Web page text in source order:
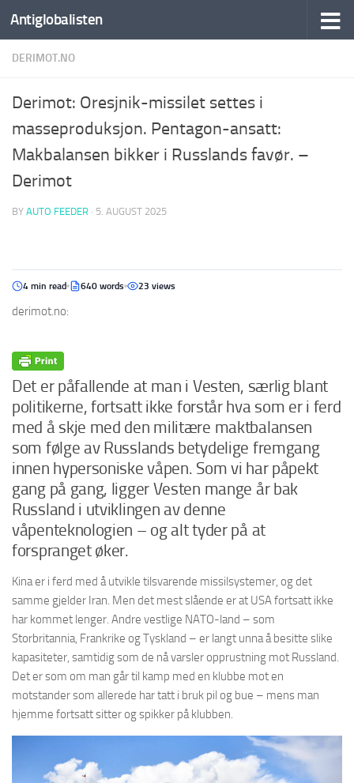
Antiglobalisten
DERIMOT.NO
Derimot: Oresjnik-missilet settes i
masseproduksjon. Pentagon-ansatt:
Makbalansen bikker i Russlands favør. –
Derimot
BY AUTO FEEDER · 5. AUGUST 2025
4 min read 640 words 23 views
derimot.no:
Det er påfallende at man i Vesten, særlig blant
politikerne, fortsatt ikke forstår hva som er i ferd
med å skje med den militære maktbalansen
som følge av Russlands betydelige fremgang
innen hypersoniske våpen. Som vi har påpekt
gang på gang, ligger Vesten mange år bak
Russland i utviklingen av denne
våpenteknologien – og alt tyder på at
forspranget øker.
Kina er i ferd med å utvikle tilsvarende missilsystemer, og det
samme gjelder Iran. Men det mest slående er at USA fortsatt ikke
har kommet lenger. Andre vestlige NATO-land – som
Storbritannia, Frankrike og Tyskland – er langt unna å besitte slike
kapasiteter, samtidig som de nå varsler opprustning mot Russland.
Det er som om man går til kamp med en klubbe mot en
motstander som allerede har tatt i bruk pil og bue – mens man
hjemme fortsatt sitter og spikker på klubben.